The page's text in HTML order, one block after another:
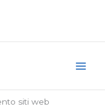
siti web